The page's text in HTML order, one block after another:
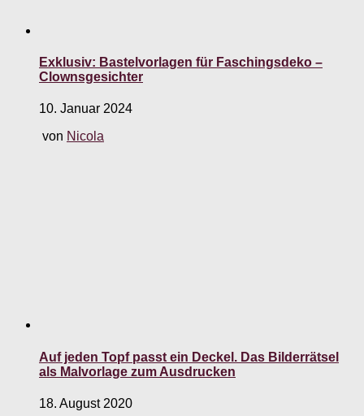
Exklusiv: Bastelvorlagen für Faschingsdeko –
Clownsgesichter
10. Januar 2024
von Nicola
Auf jeden Topf passt ein Deckel. Das Bilderrätsel
als Malvorlage zum Ausdrucken
18. August 2020